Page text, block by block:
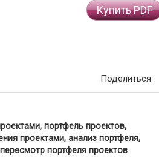
Купить PDF
Поделиться
портфель проектов,
проектами, анализ портфеля,
портфеля проектов